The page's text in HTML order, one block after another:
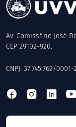
Av. Comissário José
CEP 29102-920.
CNPJ: 37.745.762/0001-